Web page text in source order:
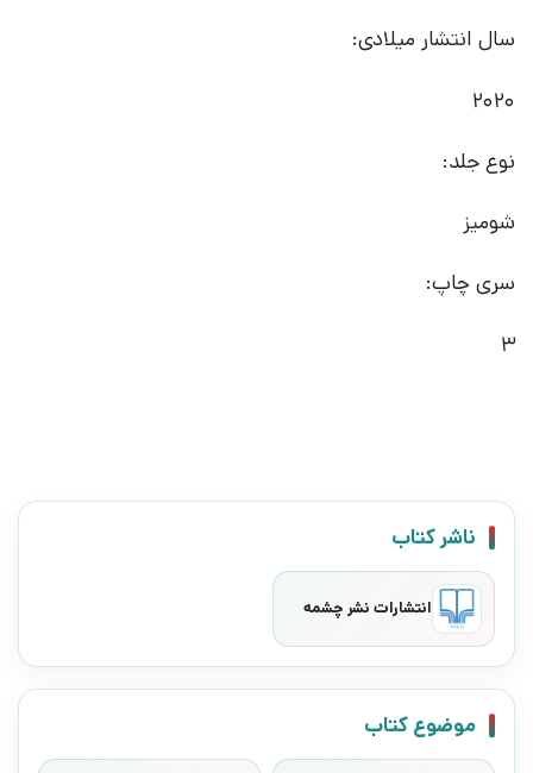
سال انتشار میلادی:
2020
نوع جلد:
شومیز
سری چاپ:
3
ناشر کتاب
انتشارات نشر چشمه
موضوع کتاب